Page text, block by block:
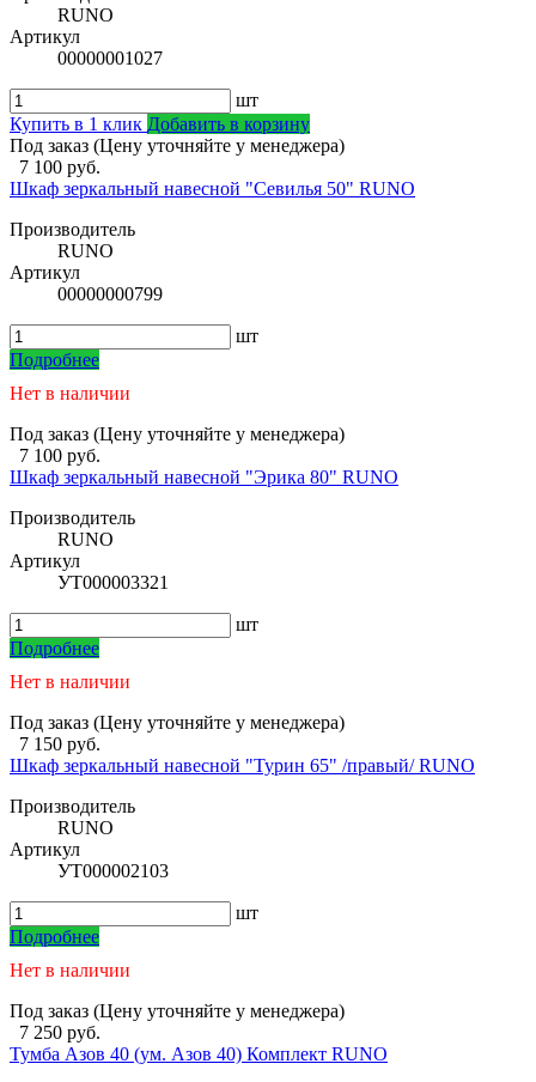
RUNO
Артикул
00000001027
шт
Купить в 1 клик Добавить в корзину
Под заказ (Цену уточняйте у менеджера)
7 100 руб.
Шкаф зеркальный навесной "Севилья 50" RUNO
Производитель
RUNO
Артикул
00000000799
шт
Подробнее
Нет в наличии
Под заказ (Цену уточняйте у менеджера)
7 100 руб.
Шкаф зеркальный навесной "Эрика 80" RUNO
Производитель
RUNO
Артикул
УТ000003321
шт
Подробнее
Нет в наличии
Под заказ (Цену уточняйте у менеджера)
7 150 руб.
Шкаф зеркальный навесной "Турин 65" /правый/ RUNO
Производитель
RUNO
Артикул
УТ000002103
шт
Подробнее
Нет в наличии
Под заказ (Цену уточняйте у менеджера)
7 250 руб.
Тумба Азов 40 (ум. Азов 40) Комплект RUNO